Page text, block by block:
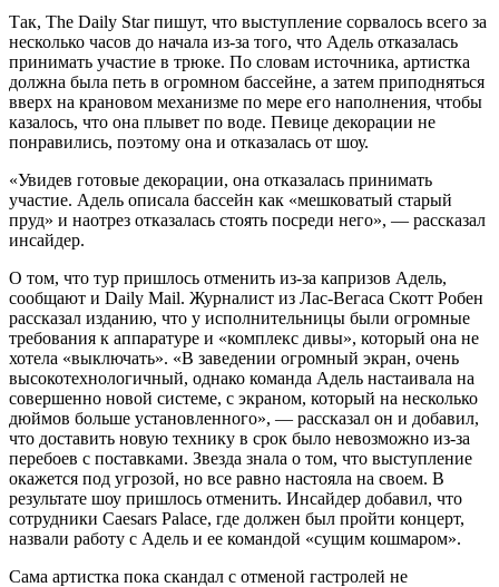
Так, The Daily Star пишут, что выступление сорвалось всего за
несколько часов до начала из-за того, что Адель отказалась
принимать участие в трюке. По словам источника, артистка
должна была петь в огромном бассейне, а затем приподняться
вверх на крановом механизме по мере его наполнения, чтобы
казалось, что она плывет по воде. Певице декорации не
понравились, поэтому она и отказалась от шоу.
«Увидев готовые декорации, она отказалась принимать
участие. Адель описала бассейн как «мешковатый старый
пруд» и наотрез отказалась стоять посреди него», — рассказал
инсайдер.
О том, что тур пришлось отменить из-за капризов Адель,
сообщают и Daily Mail. Журналист из Лас-Вегаса Скотт Робен
рассказал изданию, что у исполнительницы были огромные
требования к аппаратуре и «комплекс дивы», который она не
хотела «выключать». «В заведении огромный экран, очень
высокотехнологичный, однако команда Адель настаивала на
совершенно новой системе, с экраном, который на несколько
дюймов больше установленного», — рассказал он и добавил,
что доставить новую технику в срок было невозможно из-за
перебоев с поставками. Звезда знала о том, что выступление
окажется под угрозой, но все равно настояла на своем. В
результате шоу пришлось отменить. Инсайдер добавил, что
сотрудники Caesars Palace, где должен был пройти концерт,
назвали работу с Адель и ее командой «сущим кошмаром».
Сама артистка пока скандал с отменой гастролей не